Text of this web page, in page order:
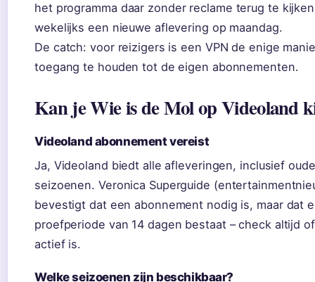
het programma daar zonder reclame terug te
wekelijks een nieuwe aflevering op maandag.
De catch: voor reizigers is een VPN de enige
toegang te houden tot de eigen abonnementen.
Kan je Wie is de Mol op Videoland
Videoland abonnement vereist
Ja, Videoland biedt alle afleveringen, inclusief
seizoenen. Veronica Superguide
bevestigt dat een abonnement nodig is, maar dat
proefperiode van 14 dagen bestaat – check altijd
actief is.
Welke seizoenen zijn beschikbaar?